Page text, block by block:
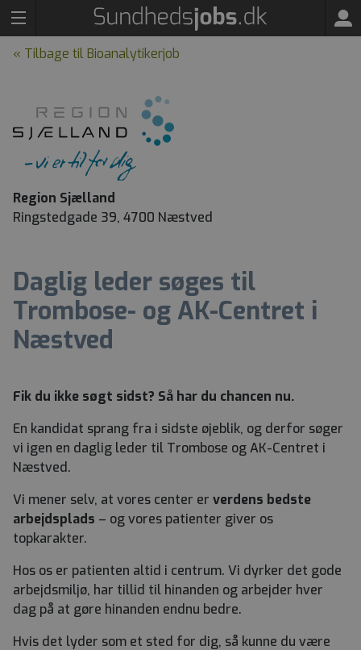
« Tilbage til Bioanalytikerjob
Region Sjælland
Ringstedgade 39, 4700 Næstved
Daglig leder søges til
Trombose- og AK-Centret i
Næstved
Fik du ikke søgt sidst? Så har du chancen nu.
En kandidat sprang fra i sidste øjeblik, og derfor søger
vi igen en daglig leder til Trombose og AK-Centret i
Næstved.
Vi mener selv, at vores center er verdens bedste
arbejdsplads – og vores patienter giver os
topkarakter.
Hos os er patienten altid i centrum. Vi dyrker det gode
arbejdsmiljø, har tillid til hinanden og arbejder hver
dag på at gøre hinanden endnu bedre.
Hvis det lyder som et sted for dig, så kunne du være